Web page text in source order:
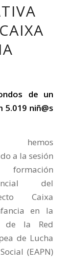
de un
niñ@s
hemos
a la sesión
del
Caixa
en la
de la Red
de Lucha
(EAPN)